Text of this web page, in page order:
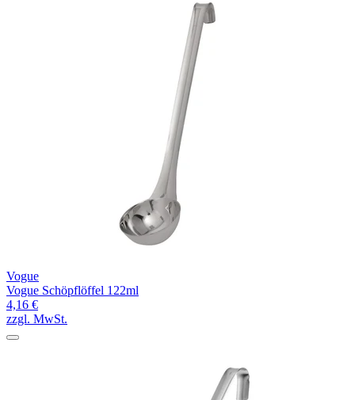
Vogue
Vogue Schöpflöffel 122ml
4,16 €
zzgl. MwSt.